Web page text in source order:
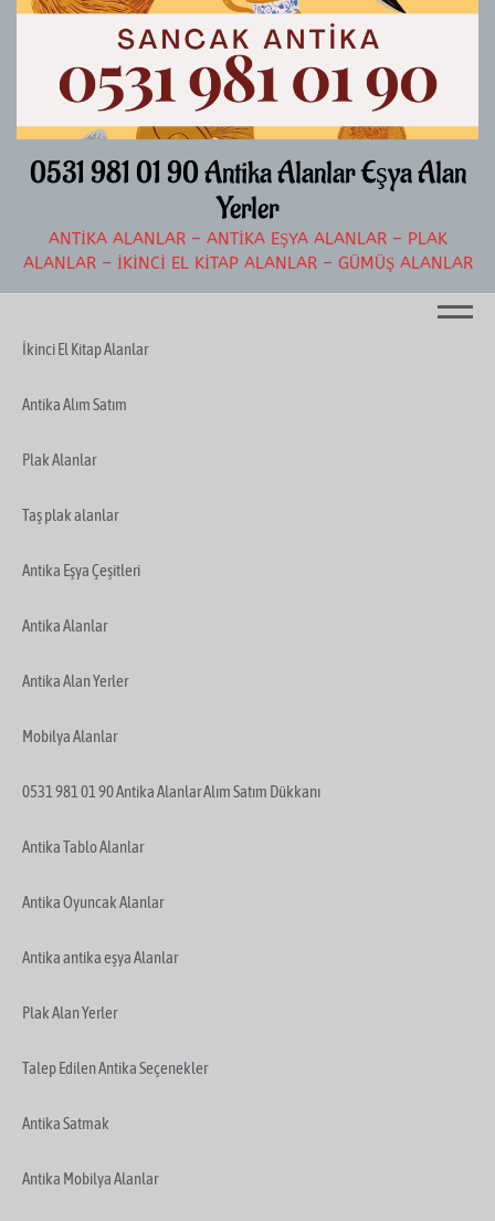
İçeriğe
0531 981 01 90 Antika Alanlar Eşya Alan
Yerler
ANTIKA ALANLAR – ANTIKA EŞYA ALANLAR – PLAK
ALANLAR – İKINCI EL KITAP ALANLAR – GÜMÜŞ ALANLAR
İkinci El Kitap Alanlar
Antika Alım Satım
Plak Alanlar
Taş plak alanlar
Antika Eşya Çeşitleri
Antika Alanlar
Antika Alan Yerler
Mobilya Alanlar
0531 981 01 90 Antika Alanlar Alım Satım Dükkanı
Antika Tablo Alanlar
Antika Oyuncak Alanlar
Antika antika eşya Alanlar
Plak Alan Yerler
Talep Edilen Antika Seçenekler
Antika Satmak
Antika Mobilya Alanlar